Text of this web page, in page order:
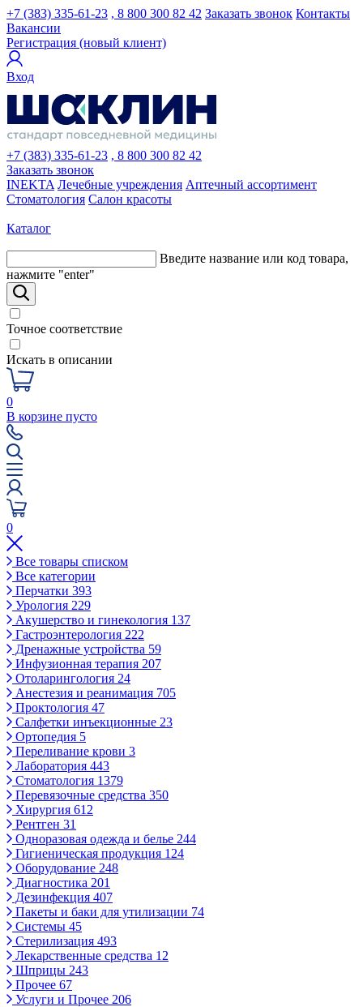
+7 (383) 335-61-23 , 8 800 300 82 42 Заказать звонок Контакты
Вакансии
Регистрация (новый клиент)
Вход
+7 (383) 335-61-23 , 8 800 300 82 42
Заказать звонок
INEKTA Лечебные учреждения Аптечный ассортимент
Стоматология Салон красоты
Каталог
Введите название или код товара,
нажмите "enter"
Точное соответствие
Искать в описании
0
В корзине пусто
0
Все товары списком
Все категории
Перчатки 393
Урология 229
Акушерство и гинекология 137
Гастроэнтерология 222
Дренажные устройства 59
Инфузионная терапия 207
Отоларингология 24
Анестезия и реанимация 705
Проктология 47
Салфетки инъекционные 23
Ортопедия 5
Переливание крови 3
Лаборатория 443
Стоматология 1379
Перевязочные средства 350
Хирургия 612
Рентген 31
Одноразовая одежда и белье 244
Гигиеническая продукция 124
Оборудование 248
Диагностика 201
Дезинфекция 407
Пакеты и баки для утилизации 74
Системы 45
Стерилизация 493
Лекарственные средства 12
Шприцы 243
Прочее 67
Услуги и Прочее 206